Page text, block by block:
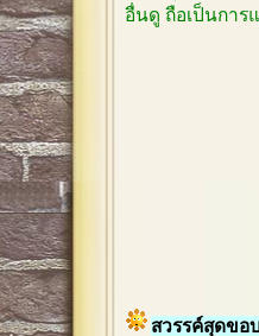
อื่นดู ถือเป็นการ
สวรรค์สุดขอ